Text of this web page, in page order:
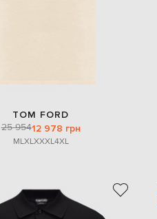
TOM FORD
25 95412 978 грн
MLXLXXXL4XL